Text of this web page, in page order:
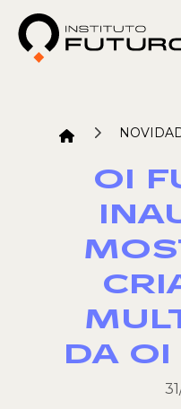
OI
DA